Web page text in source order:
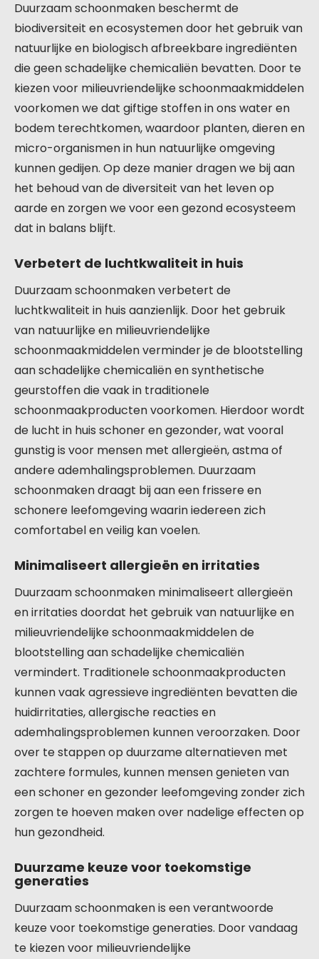
Duurzaam schoonmaken beschermt de
biodiversiteit en ecosystemen door het gebruik van
natuurlijke en biologisch afbreekbare ingrediënten
die geen schadelijke chemicaliën bevatten. Door te
kiezen voor milieuvriendelijke schoonmaakmiddelen
voorkomen we dat giftige stoffen in ons water en
bodem terechtkomen, waardoor planten, dieren en
micro-organismen in hun natuurlijke omgeving
kunnen gedijen. Op deze manier dragen we bij aan
het behoud van de diversiteit van het leven op
aarde en zorgen we voor een gezond ecosysteem
dat in balans blijft.
Verbetert de luchtkwaliteit in huis
Duurzaam schoonmaken verbetert de
luchtkwaliteit in huis aanzienlijk. Door het gebruik
van natuurlijke en milieuvriendelijke
schoonmaakmiddelen verminder je de blootstelling
aan schadelijke chemicaliën en synthetische
geurstoffen die vaak in traditionele
schoonmaakproducten voorkomen. Hierdoor wordt
de lucht in huis schoner en gezonder, wat vooral
gunstig is voor mensen met allergieën, astma of
andere ademhalingsproblemen. Duurzaam
schoonmaken draagt bij aan een frissere en
schonere leefomgeving waarin iedereen zich
comfortabel en veilig kan voelen.
Minimaliseert allergieën en irritaties
Duurzaam schoonmaken minimaliseert allergieën
en irritaties doordat het gebruik van natuurlijke en
milieuvriendelijke schoonmaakmiddelen de
blootstelling aan schadelijke chemicaliën
vermindert. Traditionele schoonmaakproducten
kunnen vaak agressieve ingrediënten bevatten die
huidirritaties, allergische reacties en
ademhalingsproblemen kunnen veroorzaken. Door
over te stappen op duurzame alternatieven met
zachtere formules, kunnen mensen genieten van
een schoner en gezonder leefomgeving zonder zich
zorgen te hoeven maken over nadelige effecten op
hun gezondheid.
Duurzame keuze voor toekomstige
generaties
Duurzaam schoonmaken is een verantwoorde
keuze voor toekomstige generaties. Door vandaag
te kiezen voor milieuvriendelijke